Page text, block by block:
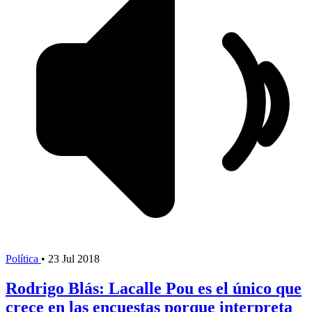
Política • 23 Jul 2018
Rodrigo Blás: Lacalle Pou es el único que
crece en las encuestas porque interpreta